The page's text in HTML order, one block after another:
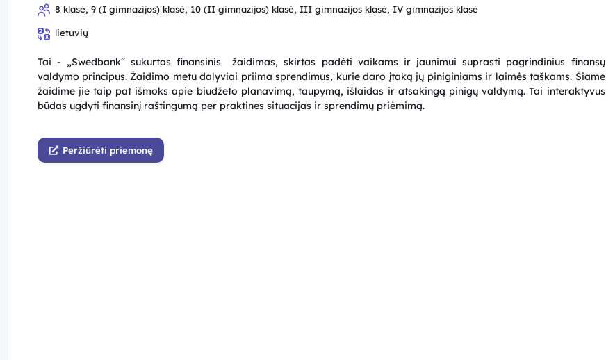
8 klasė, 9 (I gimnazijos) klasė, 10 (II gimnazijos) klasė, III gimnazijos klasė, IV gimnazijos klasė
lietuvių
Tai - „Swedbank“ sukurtas finansinis žaidimas, skirtas padėti vaikams ir jaunimui suprasti pagrindinius finansų
valdymo principus. Žaidimo metu dalyviai priima sprendimus, kurie daro įtaką jų piniginiams ir laimės taškams. Šiame
žaidime jie taip pat išmoks apie biudžeto planavimą, taupymą, išlaidas ir atsakingą pinigų valdymą. Tai interaktyvus
būdas ugdyti finansinį raštingumą per praktines situacijas ir sprendimų priėmimą.
Peržiūrėti priemonę